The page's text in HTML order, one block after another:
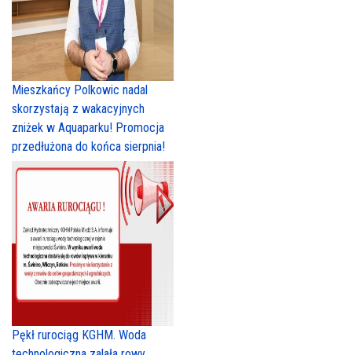
Mieszkańcy Polkowic nadal
skorzystają z wakacyjnych
zniżek w Aquaparku! Promocja
przedłużona do końca sierpnia!
Pękł rurociąg KGHM. Woda